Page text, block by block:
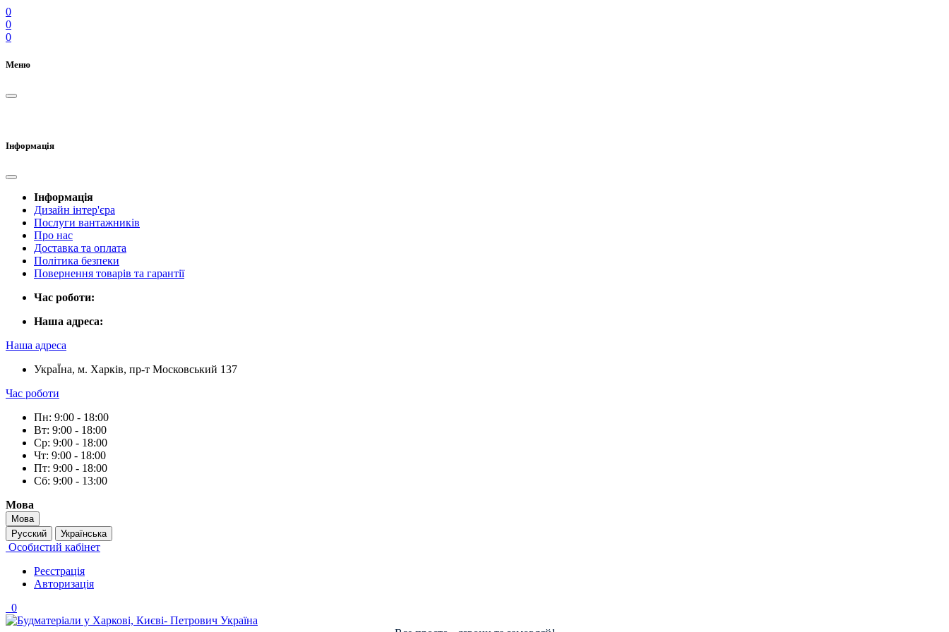
0
0
0
Меню
Інформація
Інформація
Дизайн інтер'єра
Послуги вантажників
Про нас
Доставка та оплата
Політика безпеки
Повернення товарів та гарантії
Час роботи:
Наша адреса:
Наша адреса
УкраЇна, м. Харків, пр-т Московський 137
Час роботи
Пн: 9:00 - 18:00
Вт: 9:00 - 18:00
Ср: 9:00 - 18:00
Чт: 9:00 - 18:00
Пт: 9:00 - 18:00
Сб: 9:00 - 13:00
Мова
Мова
Русский
Українська
Особистий кабінет
Реєстрація
Авторизація
0